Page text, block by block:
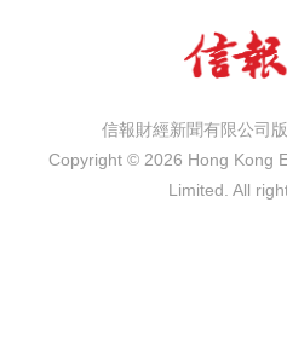
信報財經新聞有限公司
Copyright © 2026 Hong Kong
Limited. All